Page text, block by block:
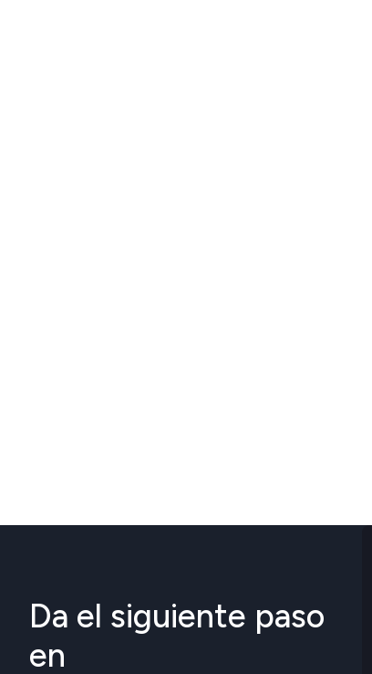
Da el siguiente paso
en